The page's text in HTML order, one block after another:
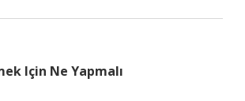
Için Ne Yapmalı